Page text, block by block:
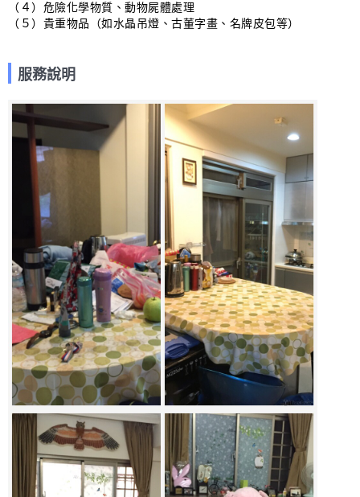
（４）危險化學物質、動物屍體處理
（５）貴重物品（如水晶吊燈、古董字畫、名牌皮包等）
服務說明